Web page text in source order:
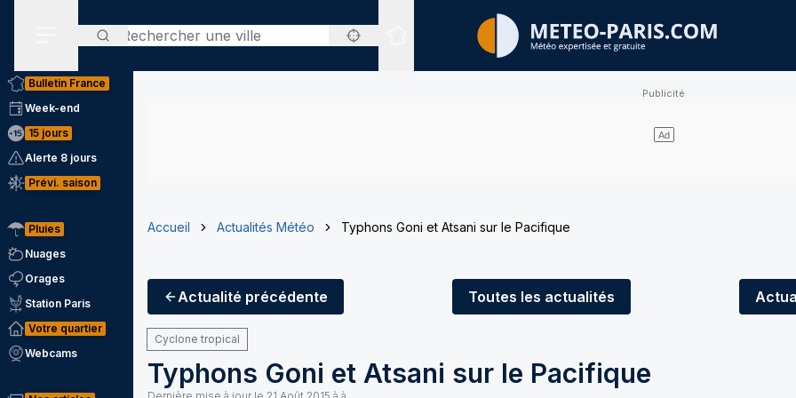
Rechercher
Sites expertisés
Bulletin France
Week-end
15 jours
Alerte 8 jours
Prévi. saison
Pluies
Nuages
Orages
Station Paris
Votre quartier
Webcams
Accueil Actualités Météo Typhons Goni et Atsani sur le Pacifique
Actualité précédente Toutes les actualités
Cyclone tropical
Typhons Goni et Atsani sur le Pacifique